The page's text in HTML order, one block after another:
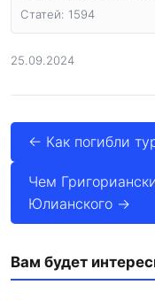
Статей: 1594
25.09.2024
← Как погибли
Чем
Юлианского →
Вам будет